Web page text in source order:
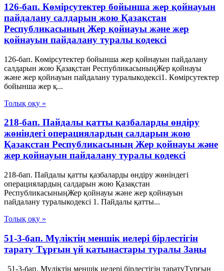
126-бап. Көмірсутектер бойынша жер қойнауын
пайдалану салдарын жою Қазақстан
Республикасының Жер қойнауы және жер
қойнауын пайдалану туралы кодексі
126-бап. Көмірсутектер бойынша жер қойнауын пайдалану
салдарын жою Қазақстан РеспубликасыныңЖер қойнауы
және жер қойнауын пайдалану туралыкодексі1. Көмірсутектер
бойынша жер қ...
Толық оқу »
218-бап. Пайдалы қатты қазбаларды өндіру
жөніндегі операциялардың салдарын жою
Қазақстан Республикасының Жер қойнауы және
жер қойнауын пайдалану туралы кодексі
218-бап. Пайдалы қатты қазбаларды өндіру жөніндегі
операциялардың салдарын жою Қазақстан
РеспубликасыныңЖер қойнауы және жер қойнауын
пайдалану туралыкодексі 1. Пайдалы қатты...
Толық оқу »
51-3-бап. Мүліктің меншік иелері бірлестігін
тарату Тұрғын үй қатынастары туралы Заңы
51-3-бап. Мүліктің меншік иелері бірлестігін таратуТұрғын